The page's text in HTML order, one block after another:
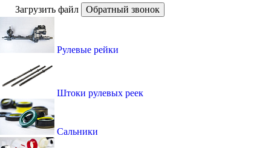
Загрузить файл
Обратный звонок
Рулевые рейки
Штоки рулевых реек
Сальники